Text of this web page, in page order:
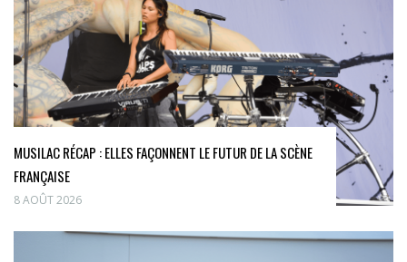
MUSILAC RÉCAP : ELLES FAÇONNENT LE FUTUR DE LA SCÈNE
FRANÇAISE
8 AOÛT 2026